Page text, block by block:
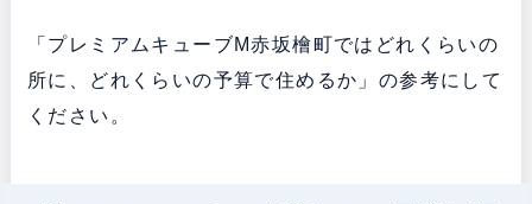
「プレミアムキューブM赤坂檜町ではどれくらいの
所に、どれくらいの予算で住めるか」の参考にして
ください。